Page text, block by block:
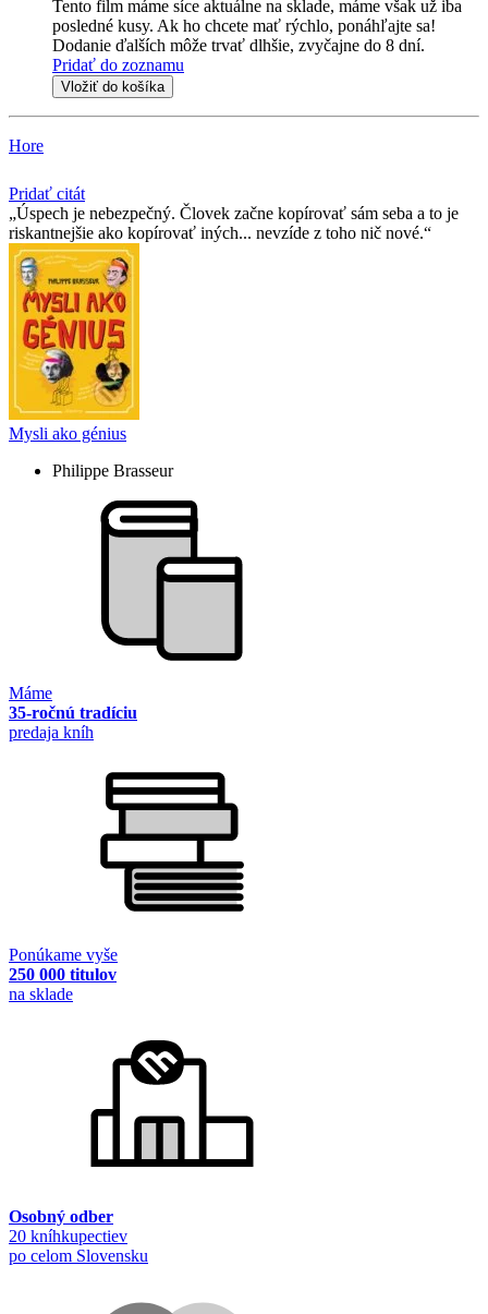
Tento film máme síce aktuálne na sklade, máme však už iba
posledné kusy. Ak ho chcete mať rýchlo, ponáhľajte sa!
Dodanie ďalších môže trvať dlhšie, zvyčajne do 8 dní.
Pridať do zoznamu
Vložiť do košíka
Hore
Pridať citát
Úspech je nebezpečný. Človek začne kopírovať sám seba a to je
riskantnejšie ako kopírovať iných... nevzíde z toho nič nové.
Mysli ako génius
Philippe Brasseur
Máme
35-ročnú tradíciu
predaja kníh
Ponúkame vyše
250 000 titulov
na sklade
Osobný odber
20 kníhkupectiev
po celom Slovensku